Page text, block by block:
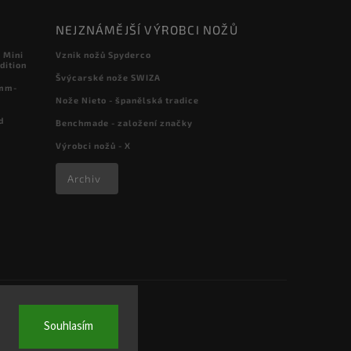
Souhlasím
Mini
NEJZNÁMĚJŠÍ VÝROBCI NOŽŮ
Vznik nožů Spyderco
Švýcarské nože SWIZA
Nože Nieto - španělská tradice
Benchmade - založení značky
Výrobci nožů - X
Archiv